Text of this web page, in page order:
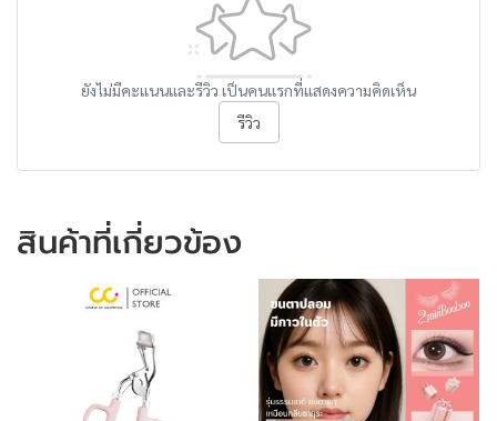
ยังไม่มีคะแนนและรีวิว เป็นคนแรกที่แสดงความคิดเห็น
รีวิว
สินค้าที่เกี่ยวข้อง